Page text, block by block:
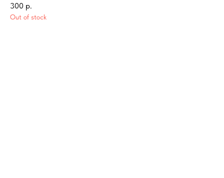
300 р.
Out of stock